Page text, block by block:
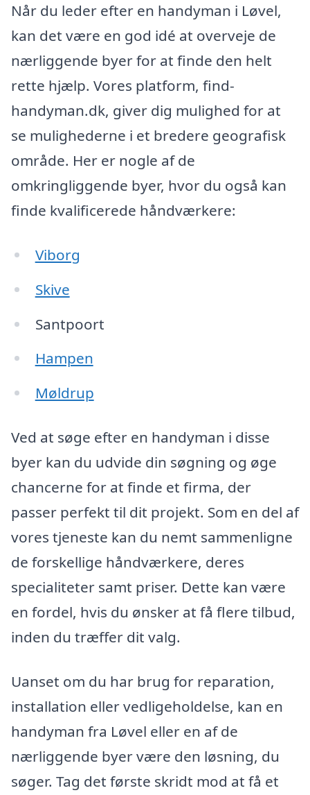
Når du leder efter en handyman i Løvel,
kan det være en god idé at overveje de
nærliggende byer for at finde den helt
rette hjælp. Vores platform, find-
handyman.dk, giver dig mulighed for at
se mulighederne i et bredere geografisk
område. Her er nogle af de
omkringliggende byer, hvor du også kan
finde kvalificerede håndværkere:
Viborg
Skive
Santpoort
Hampen
Møldrup
Ved at søge efter en handyman i disse
byer kan du udvide din søgning og øge
chancerne for at finde et firma, der
passer perfekt til dit projekt. Som en del af
vores tjeneste kan du nemt sammenligne
de forskellige håndværkere, deres
specialiteter samt priser. Dette kan være
en fordel, hvis du ønsker at få flere tilbud,
inden du træffer dit valg.
Uanset om du har brug for reparation,
installation eller vedligeholdelse, kan en
handyman fra Løvel eller en af de
nærliggende byer være den løsning, du
søger. Tag det første skridt mod at få et